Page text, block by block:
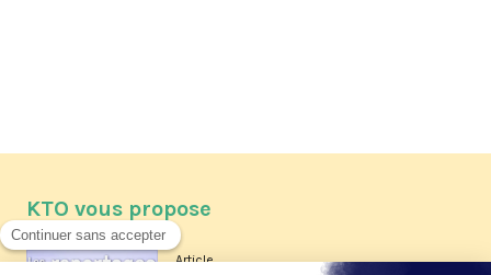
KTO vous propose
Article